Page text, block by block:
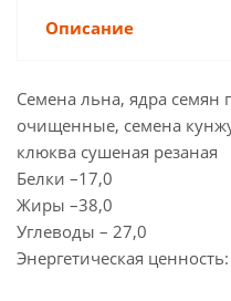
Описание
Семена льна, ядра семян
очищенные, семена
клюква сушеная резаная
Белки –17,0
Жиры –38,0
Углеводы – 27,0
Энергетическая